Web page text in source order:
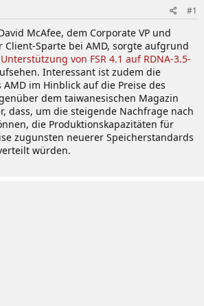
#1
McAfee, dem Corporate VP und
Client-Sparte bei AMD, sorgte aufgrund
von FSR 4.1 auf RDNA-3.5-
Interessant ist zudem die
im Hinblick auf die Preise des
dem taiwanesischen Magazin
dass, um die steigende Nachfrage nach
die Produktionskapazitäten für
zugunsten neuerer Speicherstandards
würden.